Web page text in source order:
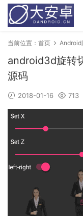
当前位置： 首页 Android
android3d旋转
源码
2018-01-16 713